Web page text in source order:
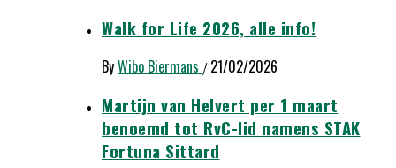
Walk for Life 2026, alle info!
ByWibo Biermans / 21/02/2026
Martijn van Helvert per 1 maart
benoemd tot RvC-lid namens STAK
Fortuna Sittard